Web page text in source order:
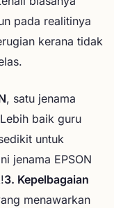
pada realitinya
kerana tidak
, satu jenama
baik guru
untuk
jenama EPSON
3. Kepelbagaian
menawarkan